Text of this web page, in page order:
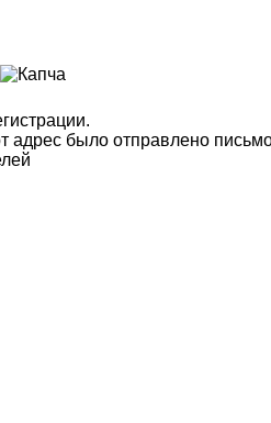
адрес было отправлено